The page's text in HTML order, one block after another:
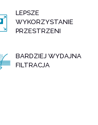
LEPSZE
WYKORZYSTANIE
PRZESTRZENI
BARDZIEJ WYDAJNA
FILTRACJA